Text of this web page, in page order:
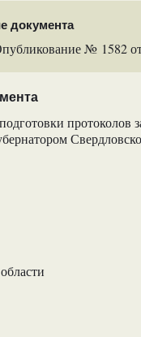
документа
№ 1582